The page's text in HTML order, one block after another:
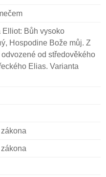
Elliot: Bůh vysoko
Hospodine Bože můj. Z
od středověkého
Elias. Varianta